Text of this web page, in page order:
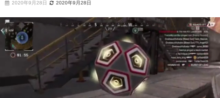
2020年9月28日 2020年9月28日